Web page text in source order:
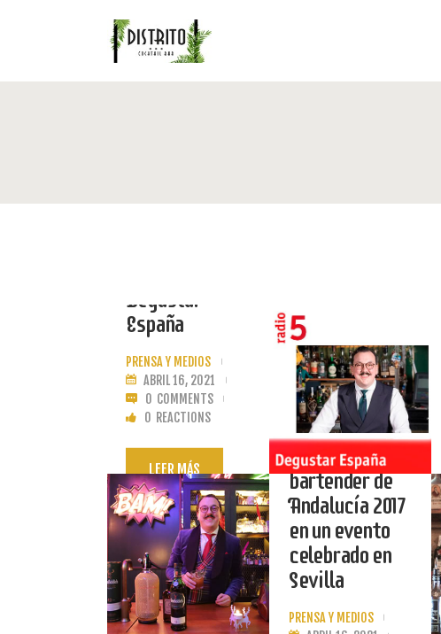
Degustar
España
PRENSA Y MEDIOS
ABRIL 16, 2021
0 COMMENTS
0 REACTIONS
LEER MÁS
‘Made With
Love’
descubrirá al
mejor
bartender de
Andalucía 2017
en un evento
celebrado en
Sevilla
PRENSA Y MEDIOS
«Aquí en
España
hacemos